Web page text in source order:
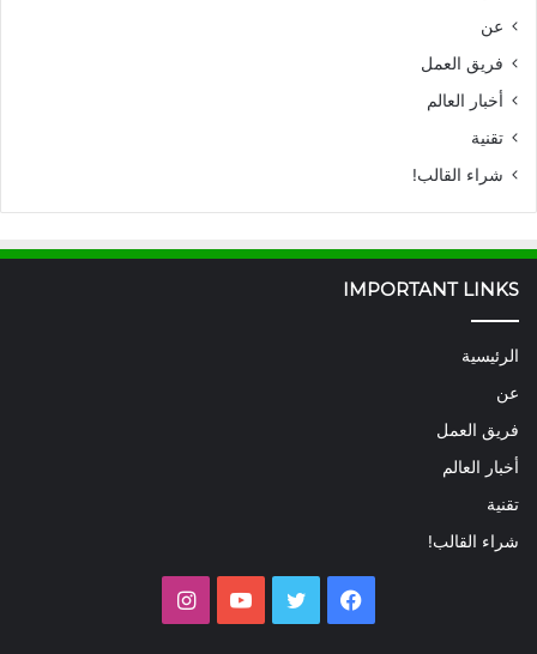
عن
فريق العمل
أخبار العالم
تقنية
شراء القالب!
IMPORTANT LINKS
الرئيسية
عن
فريق العمل
أخبار العالم
تقنية
شراء القالب!
فيسبوك تويتر يوتيوب